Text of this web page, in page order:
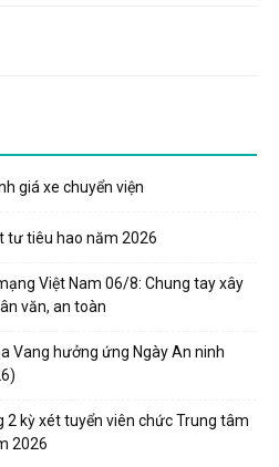
giá xe chuyển viện
tư tiêu hao năm 2026
Việt Nam 06/8: Chung tay xây
văn, an toàn
Vang hưởng ứng Ngày An ninh
2 kỳ xét tuyển viên chức Trung tâm
2026